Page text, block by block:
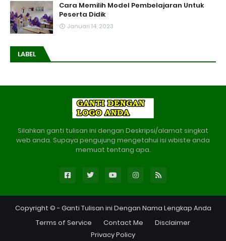
Cara Memilih Model Pembelajaran Untuk
Peserta Didik
Januari 14, 2023
LABEL
Silahkan ganti tulisan ini dengan Deskripsi/alamat singkat
web anda. Supaya pengujung mengetahui isi wbiste anda
memuat tentang apa.
Copyright © - Ganti Tulisan ini Dengan Nama Lengkap Anda
Terms of Service
Contact Me
Disclaimer
Privacy Policy